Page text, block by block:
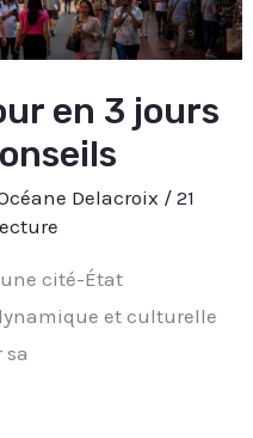
en 3 jours
Delacroix /21
cité-État
et culturelle
sa